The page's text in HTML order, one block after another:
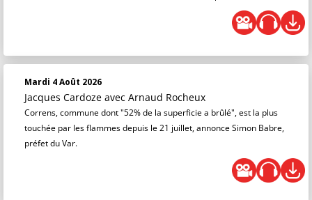
Mardi 4 Août 2026
Jacques Cardoze avec Arnaud Rocheux
Correns, commune dont "52% de la superficie a brûlé", est la plus
touchée par les flammes depuis le 21 juillet, annonce Simon Babre,
préfet du Var.